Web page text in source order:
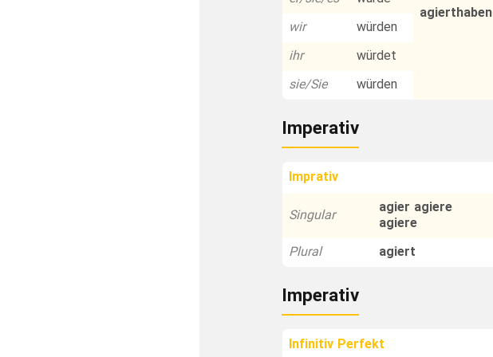
agierthaben
wir
würden
ihr
würdet
sie/Sie
würden
Imperativ
Imprativ
Singular
agier agiere
agiere
Plural
agiert
Imperativ
Infinitiv Perfekt